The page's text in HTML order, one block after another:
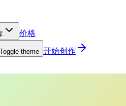
价格
Toggle theme 开始创作